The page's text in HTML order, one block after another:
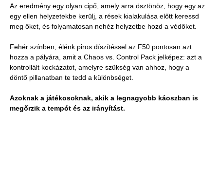
Az eredmény egy olyan cipő, amely arra ösztönöz, hogy egy az
egy ellen helyzetekbe kerülj, a rések kialakulása előtt keressd
meg őket, és folyamatosan nehéz helyzetbe hozd a védőket.
Fehér színben, élénk piros díszítéssel az F50 pontosan azt
hozza a pályára, amit a Chaos vs. Control Pack jelképez: azt a
kontrollált kockázatot, amelyre szükség van ahhoz, hogy a
döntő pillanatban te tedd a különbséget.
Azoknak a játékosoknak, akik a legnagyobb káoszban is
megőrzik a tempót és az irányítást.